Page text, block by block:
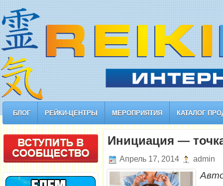
БЛОГ РЕЙКИ-ЦЕНТРЫ МЕРОПРИЯТИЯ КАТАЛОГ
Инициация —
Апрель 17, 2014 admin